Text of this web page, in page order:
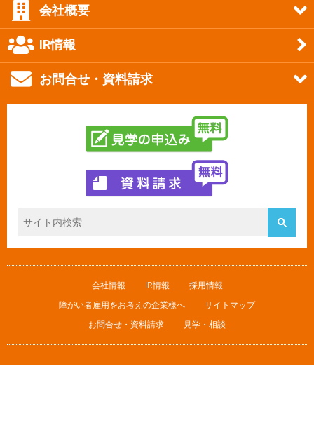
会社概要
IR情報
お問合せ・資料請求
会社情報 IR情報
採用情報
障がい者雇用をお考えの企業様へ
サイトマップ
お問合せ・資料請求
見学・相談